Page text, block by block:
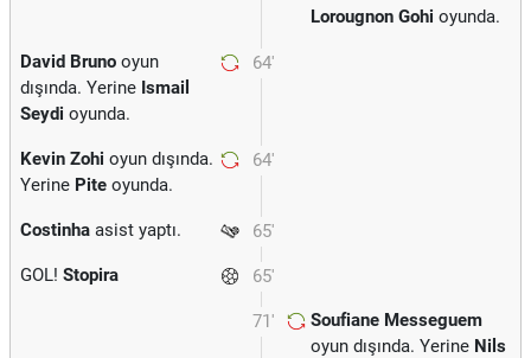
Lorougnon Gohi oyunda.
64'
David Bruno oyun
dışında. Yerine Ismail
Seydi oyunda.
64'
Kevin Zohi oyun dışında.
Yerine Pite oyunda.
65'
Costinha asist yaptı.
65'
GOL! Stopira
71'
Soufiane Messeguem
oyun dışında. Yerine Nils